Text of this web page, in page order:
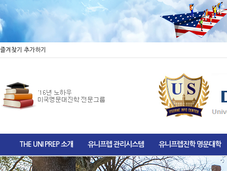
즐겨찾기 추가하기
THE UNI PREP 소개 유니프렙 관리시스템 유니프렙진학 명문대학